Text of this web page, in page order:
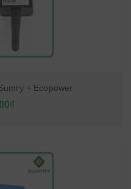
+ Ecopower